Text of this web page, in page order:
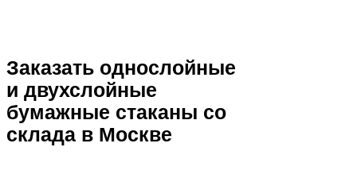
Заказать однослойные
и двухслойные
бумажные стаканы со
склада в Москве